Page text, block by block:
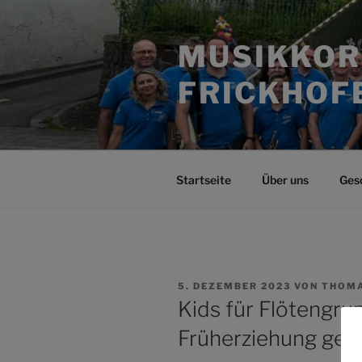
Startseite Über uns
VERÖFFENTLICHT
AM
5. DEZEMBER 2023 VON
Kids für
Früherziehung